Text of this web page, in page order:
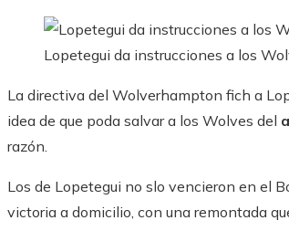
Lopetegui da instrucciones a los
La directiva del Wolverhampton fich a
idea de que poda salvar a los Wolves del
razón.
Los de Lopetegui no slo vencieron en el
victoria a domicilio, con una remontada